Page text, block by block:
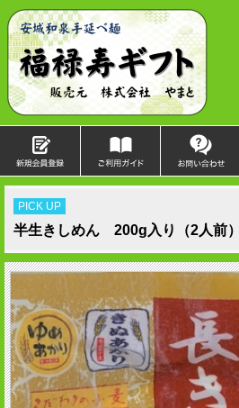
PICK UP
半生きしめん 200g入り（2人前）